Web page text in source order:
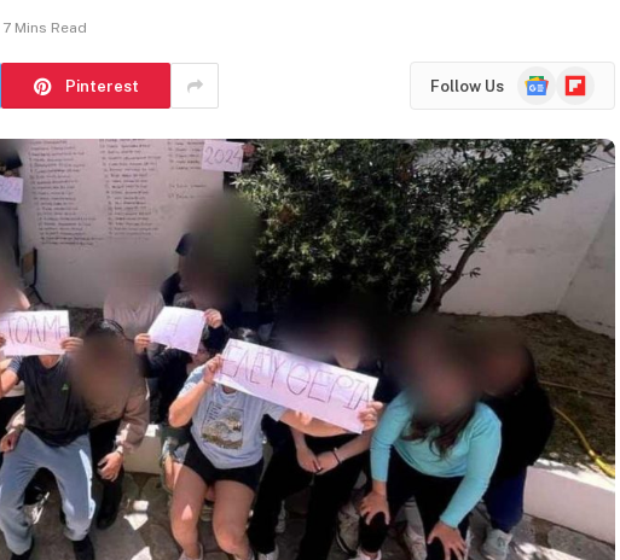
7 Mins Read
Pinterest Follow Us
GoogleFlipboard